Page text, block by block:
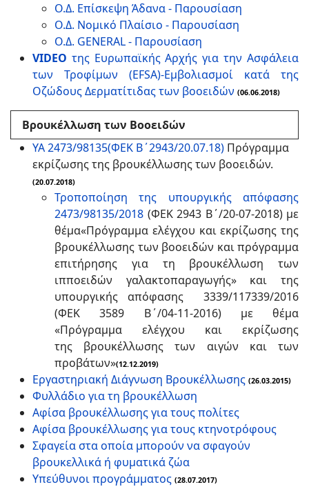
Ο.Δ. Επίσκεψη Άδανα - Παρουσίαση
Ο.Δ. Νομικό Πλαίσιο - Παρουσίαση
Ο.Δ. GENERAL - Παρουσίαση
VIDEO της Ευρωπαϊκής Αρχής για την Ασφάλεια
των Τροφίμων (EFSA)-Εμβολιασμοί κατά της
Οζώδους Δερματίτιδας των βοοειδών (06.06.2018)
Βρουκέλλωση των Βοοειδών
ΥΑ 2473/98135(ΦΕΚ Β΄2943/20.07.18) Πρόγραμμα
εκρίζωσης της βρουκέλλωσης των βοοειδών.
(20.07.2018)
Τροποποίηση της υπουργικής απόφασης
2473/98135/2018 (ΦΕΚ 2943 Β΄/20-07-2018) με
θέμα«Πρόγραμμα ελέγχου και εκρίζωσης της
βρουκέλλωσης των βοοειδών και πρόγραμμα
επιτήρησης για τη βρουκέλλωση των
ιπποειδών γαλακτοπαραγωγής» και της
υπουργικής απόφασης 3339/117339/2016
(ΦΕΚ 3589 Β΄/04-11-2016) με θέμα
«Πρόγραμμα ελέγχου και εκρίζωσης
της βρουκέλλωσης των αιγών και των
προβάτων»(12.12.2019)
Εργαστηριακή Διάγνωση Βρουκέλλωσης (26.03.2015)
Φυλλάδιο για τη βρουκέλλωση
Αφίσα βρουκέλλωσης για τους πολίτες
Αφίσα βρουκέλλωσης για τους κτηνοτρόφους
Σφαγεία στα οποία μπορούν να σφαγούν
βρουκελλικά ή φυματικά ζώα
Υπεύθυνοι προγράμματος (28.07.2017)